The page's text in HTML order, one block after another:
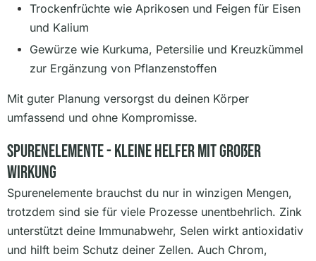
Trockenfrüchte wie Aprikosen und Feigen für Eisen
und Kalium
Gewürze wie Kurkuma, Petersilie und Kreuzkümmel
zur Ergänzung von Pflanzenstoffen
Mit guter Planung versorgst du deinen Körper
umfassend und ohne Kompromisse.
Spurenelemente - Kleine Helfer Mit Großer
Wirkung
Spurenelemente brauchst du nur in winzigen Mengen,
trotzdem sind sie für viele Prozesse unentbehrlich. Zink
unterstützt deine Immunabwehr, Selen wirkt antioxidativ
und hilft beim Schutz deiner Zellen. Auch Chrom,